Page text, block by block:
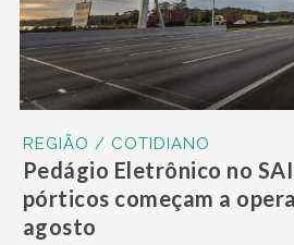
REGIÃO / COTIDIANO
Pedágio Eletrônico no
pórticos começam a
agosto